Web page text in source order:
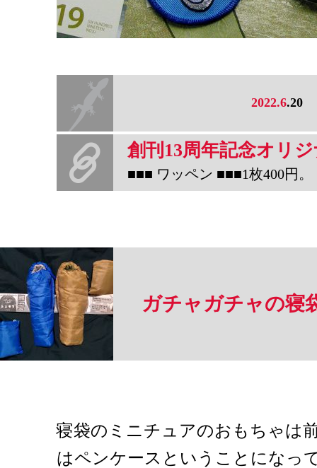
2022.6.20
■■■ ワッペン ■■■1枚400円。（販売終了しまし
ガチャガチャの寝
寝袋のミニチュアのおもちゃは
はペンケースということになっ